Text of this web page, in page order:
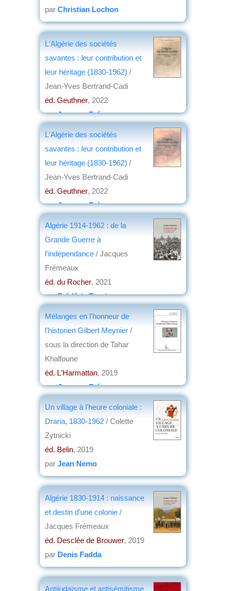
par Christian Lochon
L'Algérie des sociétés
savantes : leur contribution et
leur héritage (1830-1962) /
Jean-Yves Bertrand-Cadi
éd. Geuthner, 2022
parJacques Frémeaux
L'Algérie des sociétés
savantes : leur contribution et
leur héritage (1830-1962) /
Jean-Yves Bertrand-Cadi
éd. Geuthner, 2022
parJacques Frémeaux
Algérie 1914-1962 : de la
Grande Guerre à
l'indépendance / Jacques
Frémeaux
éd. du Rocher, 2021
parFrédéric Turpin
Mélanges en l'honneur de
l'historien Gilbert Meynier /
sous la direction de Tahar
Khalfoune
éd. L'Harmattan, 2019
parJacques Frémeaux
Un village à l'heure coloniale :
Draria, 1830-1962 / Colette
Zytnicki
éd. Belin, 2019
par Jean Nemo
Algérie 1830-1914 : naissance
et destin d'une colonie /
Jacques Frémeaux
éd. Desclée de Brouwer, 2019
par Denis Fadda
Antijudaïsme et antisémitisme